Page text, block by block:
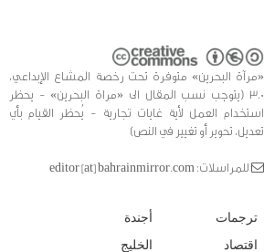
«مرآة البحرين» متوفرة تحت رخصة المشاع الإبداعي،
3.0 (يتوجب نسب المقال الى «مراة البحرين» - يحظر
استخدام العمل لأية غايات تجارية - يُحظر القيام بأي
تعديل، تحوير أو تغيير في النص)
للمراسلات: editor [at] bahrainmirror.com
ترجمات
اقتصاد
أجندة
الخليج